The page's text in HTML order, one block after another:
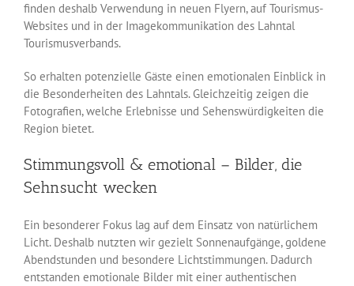
finden deshalb Verwendung in neuen Flyern, auf Tourismus-
Websites und in der Imagekommunikation des Lahntal
Tourismusverbands.
So erhalten potenzielle Gäste einen emotionalen Einblick in
die Besonderheiten des Lahntals. Gleichzeitig zeigen die
Fotografien, welche Erlebnisse und Sehenswürdigkeiten die
Region bietet.
Stimmungsvoll & emotional – Bilder, die
Sehnsucht wecken
Ein besonderer Fokus lag auf dem Einsatz von natürlichem
Licht. Deshalb nutzten wir gezielt Sonnenaufgänge, goldene
Abendstunden und besondere Lichtstimmungen. Dadurch
entstanden emotionale Bilder mit einer authentischen